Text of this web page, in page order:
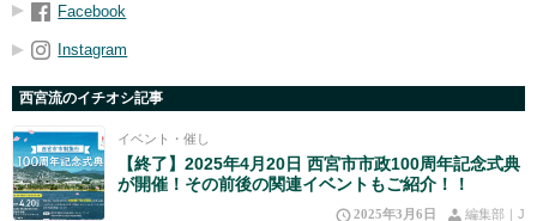
Facebook
Instagram
西宮流のイチオシ記事
イベント・催し
【終了】2025年4月20日 西宮市市政100周年記念式典
が開催！その前後の関連イベントもご紹介！！
2025年3月6日 編集部｜J